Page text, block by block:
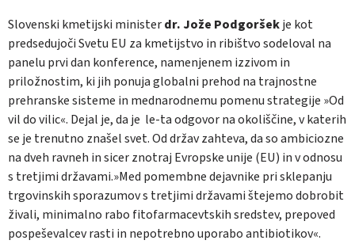
Slovenski kmetijski ministerdr. Jože Podgoršekje kot
predsedujoči Svetu EU za kmetijstvo in ribištvo sodeloval na
panelu prvi dan konference, namenjenem izzivom in
priložnostim, ki jih ponuja globalni prehod na trajnostne
prehranske sisteme in mednarodnemu pomenu strategije »Od
vil do vilic«. Dejal je, da je le-ta odgovor na okoliščine, v katerih
se je trenutno znašel svet. Od držav zahteva, da so ambiciozne
na dveh ravneh in sicer znotraj Evropske unije (EU) in v odnosu
s tretjimi državami.»Med pomembne dejavnike pri sklepanju
trgovinskih sporazumov s tretjimi državami štejemo dobrobit
živali, minimalno rabo fitofarmacevtskih sredstev, prepoved
pospeševalcev rasti in nepotrebno uporabo antibiotikov«.